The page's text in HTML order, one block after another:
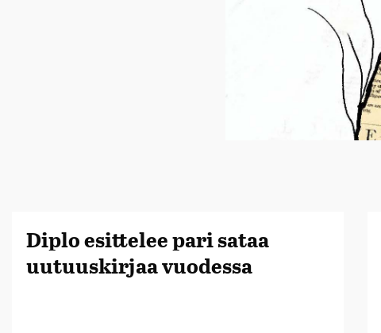
Diplo esittelee pari sataa
uutuuskirjaa vuodessa